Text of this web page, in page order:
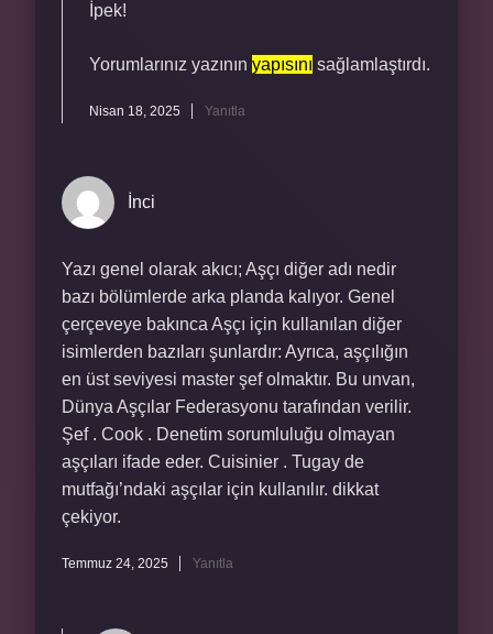
İpek!
Yorumlarınız yazının yapısını sağlamlaştırdı.
Nisan 18, 2025 Yanıtla
İnci
Yazı genel olarak akıcı; Aşçı diğer adı nedir
bazı bölümlerde arka planda kalıyor. Genel
çerçeveye bakınca Aşçı için kullanılan diğer
isimlerden bazıları şunlardır: Ayrıca, aşçılığın
en üst seviyesi master şef olmaktır. Bu unvan,
Dünya Aşçılar Federasyonu tarafından verilir.
Şef . Cook . Denetim sorumluluğu olmayan
aşçıları ifade eder. Cuisinier . Tugay de
mutfağı’ndaki aşçılar için kullanılır. dikkat
çekiyor.
Temmuz 24, 2025 Yanıtla